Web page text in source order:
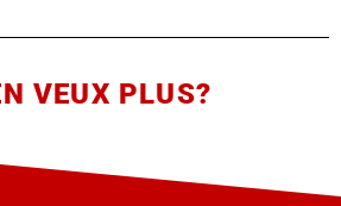
VEUX PLUS?